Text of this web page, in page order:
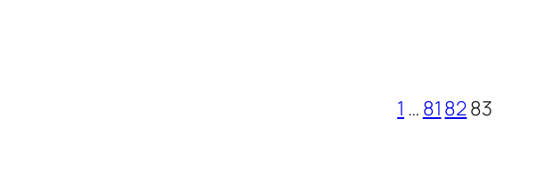
1 … 81 8283